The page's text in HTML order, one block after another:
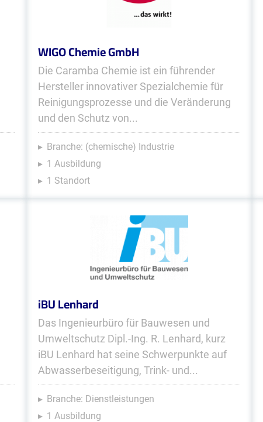
WIGO Chemie GmbH
Die Caramba Chemie ist ein führender
Hersteller innovativer Spezialchemie für
Reinigungsprozesse und die Veränderung
und den Schutz von...
Branche: (chemische) Industrie
1 Ausbildung
1 Standort
iBU Lenhard
Das Ingenieurbüro für Bauwesen und
Umweltschutz Dipl.-Ing. R. Lenhard, kurz
iBU Lenhard hat seine Schwerpunkte auf
Abwasserbeseitigung, Trink- und...
Branche: Dienstleistungen
1 Ausbildung